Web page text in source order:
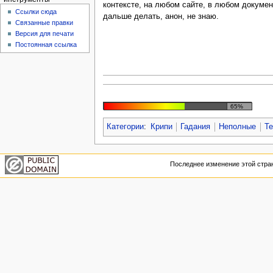
контексте, на любом сайте, в любом
дальше делать, анон, не знаю.
65%
Категории: Крипи Гадания Неполные
Ссылки сюда
Связанные правки
Версия для печати
Постоянная ссылка
Последнее изменение этой